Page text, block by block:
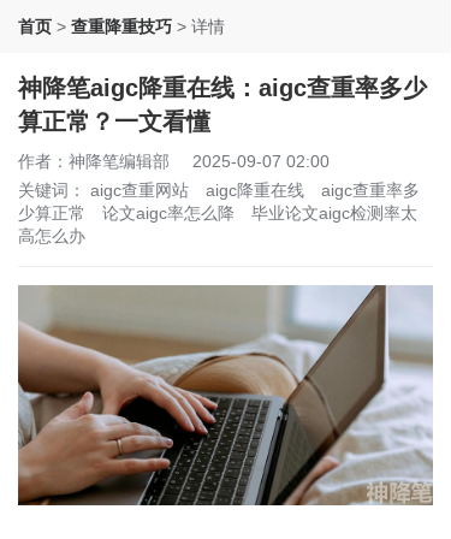
首页 > 查重降重技巧 > 详情
神降笔aigc降重在线：aigc查重率多少
算正常？一文看懂
作者：神降笔编辑部
2025-09-07 02:00
关键词： aigc查重网站 aigc降重在线
aigc查重率多
少算正常
论文aigc率怎么降
毕业论文aigc检测率太
高怎么办